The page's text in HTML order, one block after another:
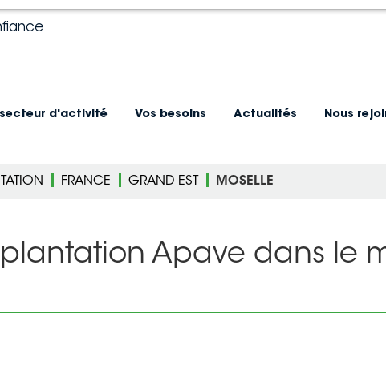
d'activité Vos besoins Actualités Nous
FRANCE GRAND EST MOSELLE
Apave dans le